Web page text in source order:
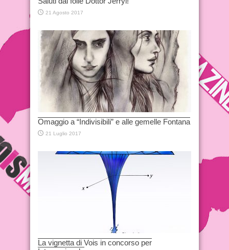
21 Agosto 2017
Omaggio a “Indivisibili” e alle gemelle Fontana
21 Luglio 2017
La vignetta di Vois in concorso per